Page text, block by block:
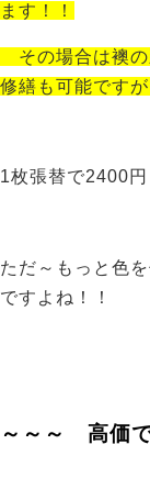
ます！！
その場合は襖の
修繕も可能です
1枚張替で2400円
ただ～もっと色
ですよね！！
～～～ 高価